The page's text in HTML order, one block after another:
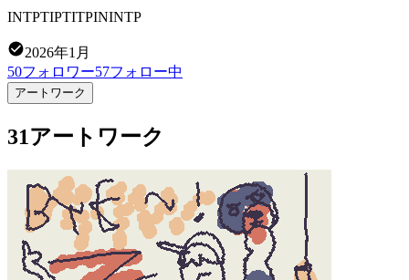
INTPTIPTITPININTP
2026年1月
50フォロワー57フォロー中
アートワーク
31アートワーク